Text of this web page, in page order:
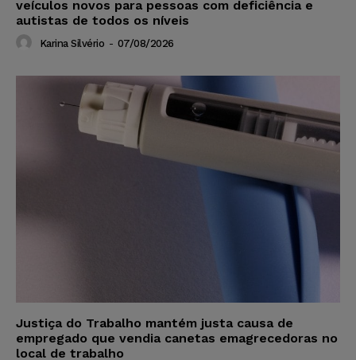
veículos novos para pessoas com deficiência e
autistas de todos os níveis
Karina Silvério - 07/08/2026
Justiça do Trabalho mantém justa causa de
empregado que vendia canetas emagrecedoras no
local de trabalho